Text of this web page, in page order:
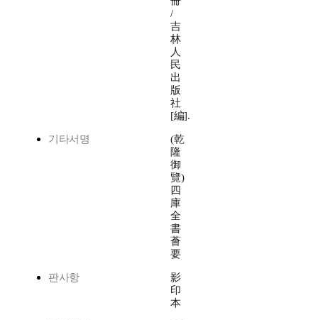
/
吉
林
人
民
出
版
社
[編].
기타서명
(乾
隆
御
覽)
四
庫
全
書
薈
要
판사항
影
印
本